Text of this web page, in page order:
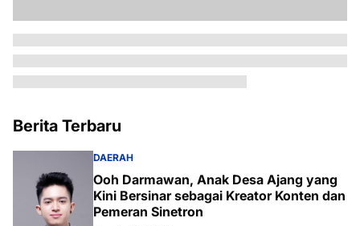
Berita Terbaru
DAERAH
Ooh Darmawan, Anak Desa Ajang yang
Kini Bersinar sebagai Kreator Konten dan
Pemeran Sinetron